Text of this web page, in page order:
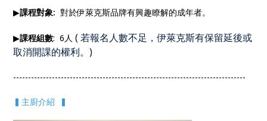
▶課程對象:對於伊萊克斯品牌有興趣瞭解的成年者。
▶課程組數: 6人(若報名人數不足，伊萊克斯有保留延後或
取消開課的權利。)
------------------------------------------------------------------------------
▍主廚介紹 ▍